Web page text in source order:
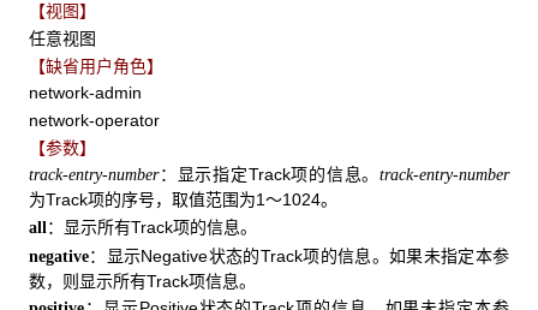
【视图】
任意视图
【缺省用户角色】
network-admin
network-operator
【参数】
track-entry-number：显示指定Track项的信息。 track-entry-number
为Track项的序号，取值范围为1～1024。
all ：显示所有Track项的信息。
negative：显示Negative状态的Track项的信息。如果未指定本参
数，则显示所有Track项信息。